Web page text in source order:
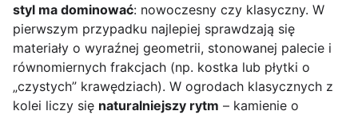
styl ma dominować: nowoczesny czy klasyczny. W
pierwszym przypadku najlepiej sprawdzają się
materiały o wyraźnej geometrii, stonowanej palecie i
równomiernych frakcjach (np. kostka lub płytki o
„czystych” krawędziach). W ogrodach klasycznych z
kolei liczy się naturalniejszy rytm – kamienie o